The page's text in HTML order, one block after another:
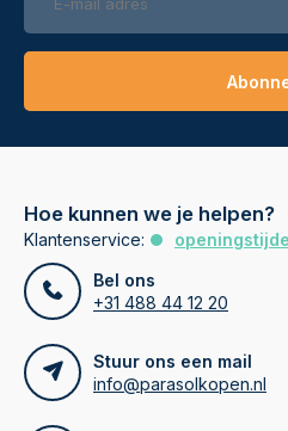
Hoe kunnen we je helpen?
Klantenservice:
Bel ons
+31 488 44 12 20
Stuur ons een mail
info@parasolkopen.nl